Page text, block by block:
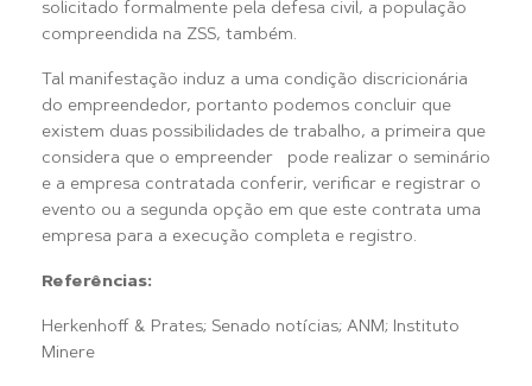
solicitado formalmente pela defesa civil, a população
compreendida na ZSS, também.
Tal manifestação induz a uma condição discricionária
do empreendedor, portanto podemos concluir que
existem duas possibilidades de trabalho, a primeira que
considera que o empreender pode realizar o seminário
e a empresa contratada conferir, verificar e registrar o
evento ou a segunda opção em que este contrata uma
empresa para a execução completa e registro.
Referências:
Herkenhoff & Prates; Senado notícias; ANM; Instituto
Minere